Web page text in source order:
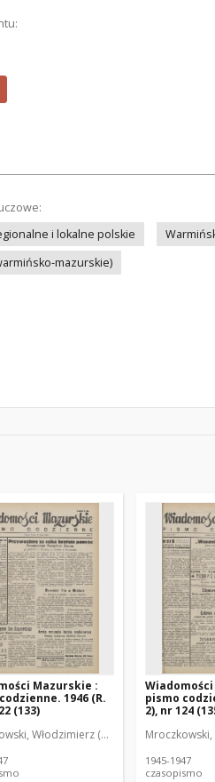
i lokalne polskie
mazurskie)
Mazurskie :
1946 (R.
(133)
Włodzimierz (1902-1971). Redaktor
pismo
2), nr 124
1945-1947
czasopismo